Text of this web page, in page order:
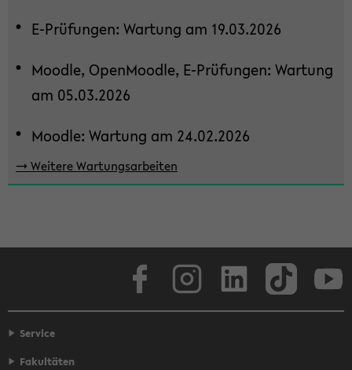
Sek­
on
E-​Prüfungen: War­tung am 19.03.2026
Mood­le, Open­Mood­le, E-​Prüfungen: War­tung
am 05.03.2026
Mood­le: War­tung am 24.02.2026
-> Wei­te­re War­tungs­ar­bei­ten
Face­book
Service
Fakultäten